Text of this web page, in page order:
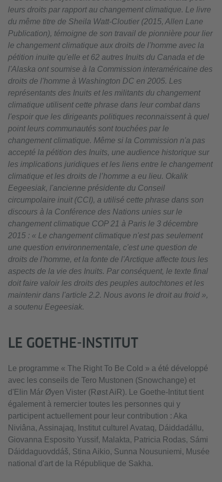
leurs droits par rapport au changement climatique. Le livre
du même titre de Sheila Watt-Cloutier (2015, Allen Lane
Publication), témoigne de son travail de pionnière pour lier
le changement climatique aux droits de l'homme avec la
pétition inuite qu'elle et 62 autres Inuits du Canada et de
l'Alaska ont soumise à la Commission interaméricaine des
droits de l'homme à Washington DC en 2005. Les
représentants des Inuits et les militants du changement
climatique utilisent cette phrase dans leur combat dans
l'espoir que les dirigeants politiques reconnaissent à quel
point leurs communautés sont touchées par le
changement climatique. Même si la Commission n'a pas
accepté la pétition des Inuits, une audience historique sur
les implications juridiques et les liens entre le changement
climatique et les droits de l’homme a eu lieu. Okalik
Eegeesiak, l'ancienne présidente du Conseil
circumpolaire inuit (CCI), a utilisé cette phrase dans son
discours à la Conférence des Nations unies sur le
changement climatique COP 21 à Paris le 3 décembre
2015 : « Le changement climatique n'est pas seulement
une question environnementale, c'est une question de
droits de l'homme, et la fonte de l'Arctique affecte tous les
aspects de la vie des Inuits. Par conséquent, le texte final
doit faire valoir les droits des peuples autochtones et les
maintenir dans l'article 2.2. Nous avons le droit au froid »,
a soutenu Eegeesiak.
LE GOETHE-INSTITUT
Le programme « The Right To Be Cold » a été développé
avec les conseils de Tero Mustonen (Snowchange) et
d'Elin Már Øyen Vister (Røst AiR). Le Goethe-Intitut tient
également à remercier toutes les personnes qui y
participent actuellement pour leur contribution : Aka
Niviâna, Assinajaq, Institut culturel Avataq, Dáiddadállu,
Giovanna Esposito Yussif, Malakta, Patricia Rodas, Sámi
Dáiddaguovddáš, Stina Aikio, Sunna Nousuniemi, Musée
national d'art de la République de Sakha.